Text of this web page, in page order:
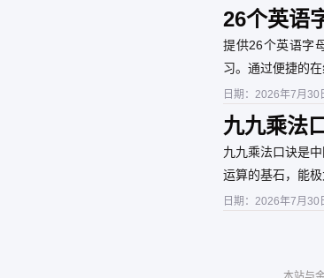
26个英语
提供26个英语字
习。通过便捷的
日期：2026年7月30
九九乘法
九九乘法口诀是
运算的基石，能
日期：2026年7月30